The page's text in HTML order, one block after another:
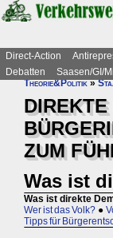
Direct-Action
Debatten
Saasen/GI/
Theorie&Politik»
ZUM
Was ist
Was ist direkte
Wer ist das Volk? ●
Tipps für